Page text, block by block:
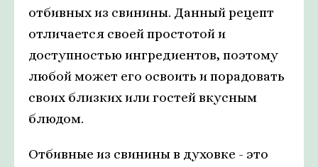
отбивных из свинины. Данный рецепт
отличается своей простотой и
доступностью ингредиентов, поэтому
любой может его освоить и порадовать
своих близких или гостей вкусным
блюдом.
Отбивные из свинины в духовке - это